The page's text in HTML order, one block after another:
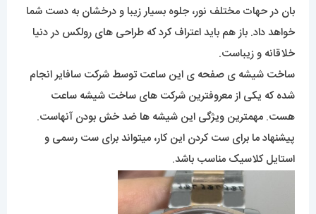
بان در حهات مختلف نور، جلوه بسیار زیبا و درخشان به دست شما
خواهد داد. باز هم باید اعتراف کرد که طراحی های رولکس در دنیا
خلاقانه و زیباست.
ساخت شیشه ی صفحه ی این ساعت توسط شرکت سافایر انجام
شده که یکی از معروفترین شرکت های ساخت شیشه ساعت
هست. مهمترین ویژگی این شیشه ها ضد خش بودن آنهاست.
پیشنهاد ما برای ست کردن این کار، میتواند برای ست رسمی و
استایل کلاسیک مناسب باشد.